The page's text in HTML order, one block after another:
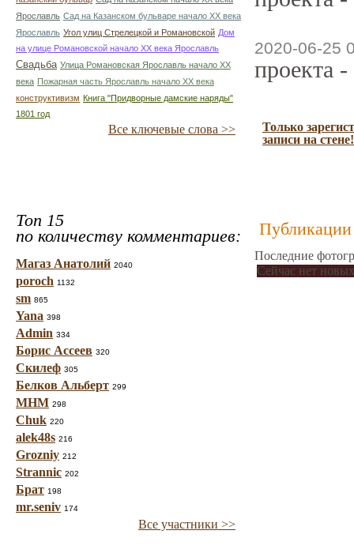
Ярославль Сад на Казанском бульваре начало ХХ века
Ярославль Угол улиц Стрелецкой и Романовской Дом
на улице Романовской начало ХХ века Ярославль
Свадьба Улица Романовская Ярославль начало ХХ
века Пожарная часть Ярославль начало ХХ века
конструктивизм Книга "Придворные дамские наряды"
1801 год
Все ключевые слова >>
Топ 15
по количеству комментариев:
Магаз Анатолий 2040
poroch 1132
sm 865
Yana 398
Admin 334
Борис Ассеев 320
Скилеф 305
Белков Альберт 299
МНМ 298
Chuk 220
alek48s 216
Grozniy 212
Strannic 202
Брат 198
mr.seniv 174
Все участники >>
2020-06-25
проекта
Только
записи на стене!
Публикации
Последние
Сейчас нет